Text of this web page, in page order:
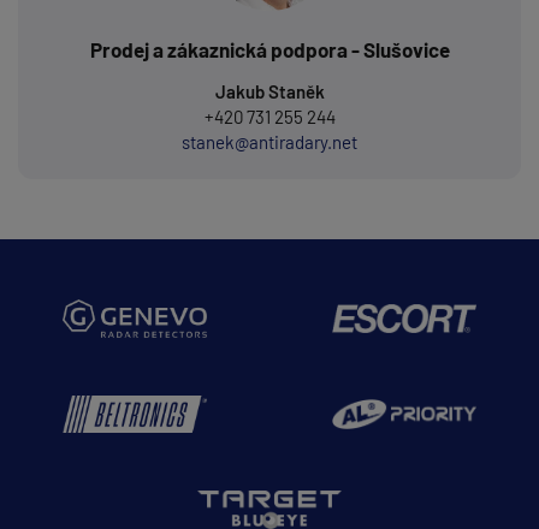
Prodej a zákaznická podpora - Slušovice
Jakub Staněk
+420 731 255 244
stanek@antiradary.net